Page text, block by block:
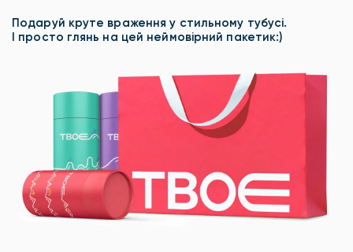
Подаруй круте враження у стильному тубусі.
І просто глянь на цей неймовірний пакетик:)